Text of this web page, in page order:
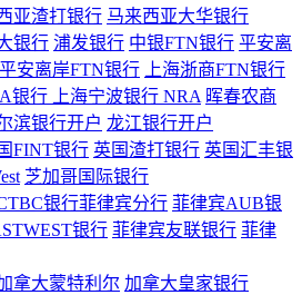
亚渣打银行 马来西亚大华银行
银行 浦发银行 中银FTN银行 平安离
平安离岸FTN银行
上海浙商FTN银行
银行
上海宁波银行 NRA 晖春农商
滨银行开户 龙江银行开户
FINT银行 英国渣打银行 英国汇丰银
芝加哥国际银行
银行菲律宾分行 菲律宾AUB银
银行 菲律宾友联银行 菲律
拿大蒙特利尔 加拿大皇家银行